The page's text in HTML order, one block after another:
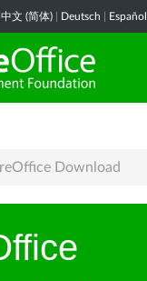
中文 (简体) Deutsch Español
Download